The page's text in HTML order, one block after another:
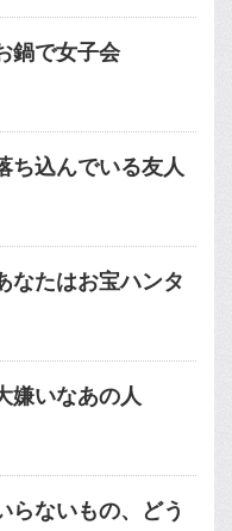
鍋で女子会
ち込んでいる友人
なたはお宝ハンタ
嫌いなあの人
らないもの、どう